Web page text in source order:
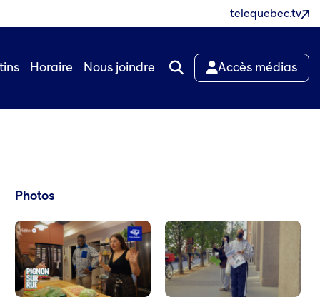
telequebec.tv
Horaire Nous joindre Accès médias
Photos